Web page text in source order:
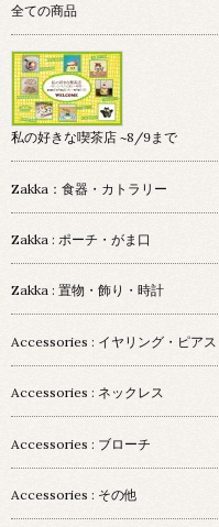
全ての商品
私の好きな喫茶店 ~8/9まで
Zakka：食器・カトラリー
Zakka : ポーチ・がま口
Zakka : 置物・飾り・時計
Accessories : イヤリング・ピアス
Accessories : ネックレス
Accessories : ブローチ
Accessories : その他